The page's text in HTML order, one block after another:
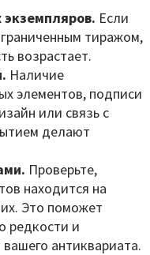
Если
тиражом,
возрастает.
Наличие
элементов, подписи
или связь с
делают
Проверьте,
находится на
Это поможет
редкости и
антиквариата.